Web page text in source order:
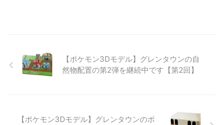
【ポケモン3Dモデル】グレンタウンの自
然物配置の第2弾を継続中です【第2回】
【ポケモン3Dモデル】グレンタウンのポ